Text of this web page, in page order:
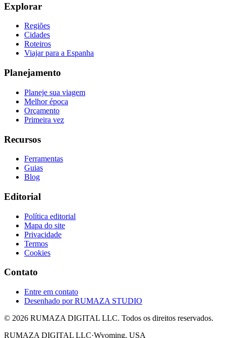
Explorar
Regiões
Cidades
Roteiros
Viajar para a Espanha
Planejamento
Planeje sua viagem
Melhor época
Orçamento
Primeira vez
Recursos
Ferramentas
Guias
Blog
Editorial
Política editorial
Mapa do site
Privacidade
Termos
Cookies
Contato
Entre em contato
Desenhado porRUMAZA STUDIO
© 2026 RUMAZA DIGITAL LLC. Todos os direitos reservados.
RUMAZA DIGITAL LLC·Wyoming, USA